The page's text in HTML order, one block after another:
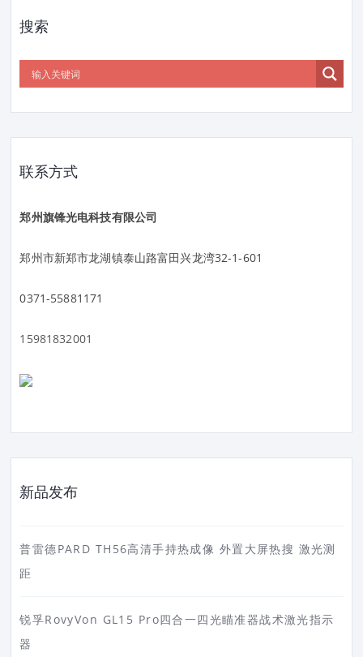
搜索
联系方式
郑州旗锋光电科技有限公司
郑州市新郑市龙湖镇泰山路富田兴龙湾32-1-601
0371-55881171
15981832001
新品发布
普雷德PARD TH56高清手持热成像 外置大屏热搜 激光测
距
锐孚RovyVon GL15 Pro四合一四光瞄准器战术激光指示
器